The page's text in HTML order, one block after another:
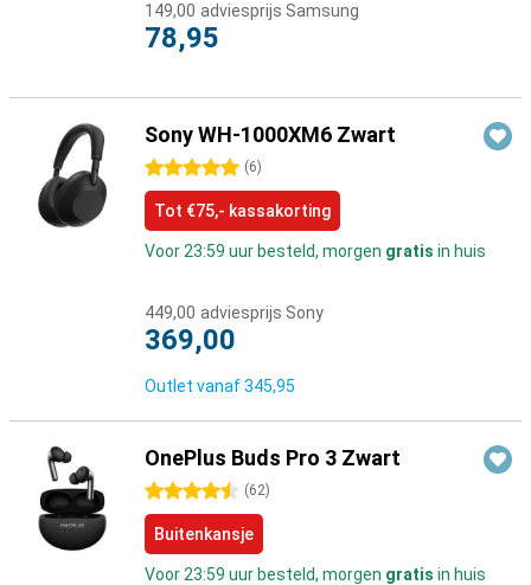
149,00 adviesprijs Samsung
78,95
Sony WH-1000XM6 Zwart
5 sterren (6)
Tot €75,- kassakorting
Voor 23:59 uur besteld, morgen gratis in huis
449,00 adviesprijs Sony
369,00
Outlet vanaf345,95
OnePlus Buds Pro 3 Zwart
4.5 sterren (62)
Buitenkansje
Voor 23:59 uur besteld, morgen gratis in huis